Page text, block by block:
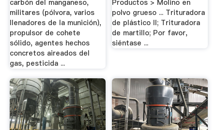
carbón del manganeso,
militares (pólvora, varios
llenadores de la munición),
propulsor de cohete
sólido, agentes hechos
concretos aireados del
gas, pesticida ...
Productos > Molino en
polvo grueso ... Trituradora
de plástico II; Trituradora
de martillo; Por favor,
siéntase ...